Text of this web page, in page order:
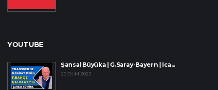
YOUTUBE
Şansal Büyüka | G.Saray-Bayern | Ica...
26 EKIM 2023